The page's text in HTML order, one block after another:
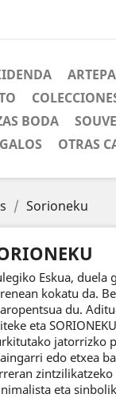
BODA
OTRAS
Sorioneku
Eskua, duela
kokatu da.
du.
eta
jatorrizko
edo etxea
eta